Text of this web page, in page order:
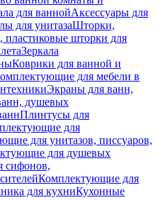
для ваннойАксессуары для
для унитазаШторки,
пластиковые шторки для
Зеркала
Коврики для ванной и
для мебели в
Экраны для ванн,
душевых
Плинтусы для
для
для унитазов, писсуаров,
для душевых
сифонов,
Комплектующие для
для кухниКухонные